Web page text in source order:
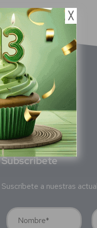
Subscríbete
Suscríbete a nuestras
╳